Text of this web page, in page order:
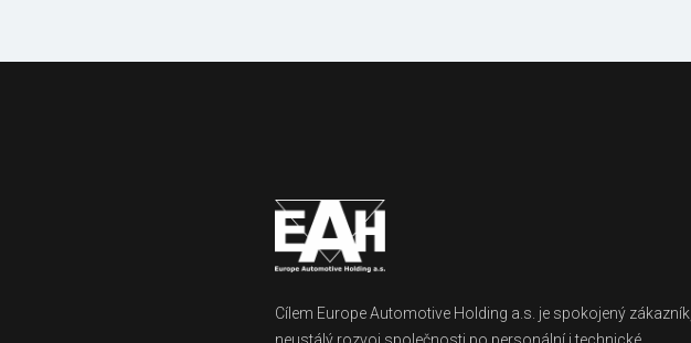
Cílem Europe Automotive Holding a.s. je spokojený zákazník,
neustálý rozvoj společnosti po personální i technické